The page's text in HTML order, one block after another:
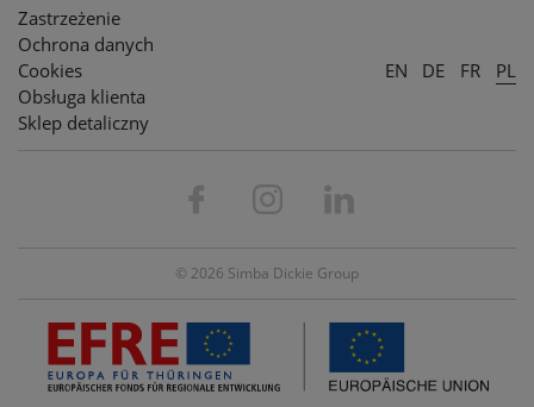
Zastrzeżenie
Ochrona danych
Cookies
Obsługa klienta
Sklep detaliczny
EN DE FR PL
© 2026 Simba Dickie Group